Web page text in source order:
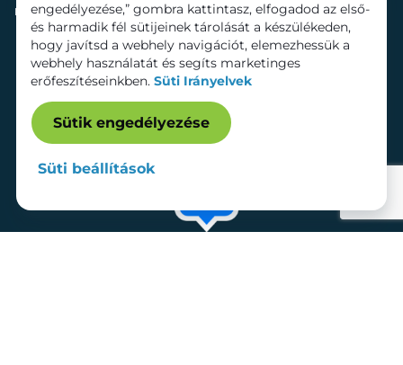
Kapcsolat
Bérelhető területek
engedélyezése,” gombra kattintasz, elfogadod az első-
és harmadik fél sütijeinek tárolását a készülékeden,
hogy javítsd a webhely navigációt, elemezhessük a
webhely használatát és segíts marketinges
erőfeszítéseinkben. Süti Irányelvek
Sütik engedélyezése
Süti beállítások